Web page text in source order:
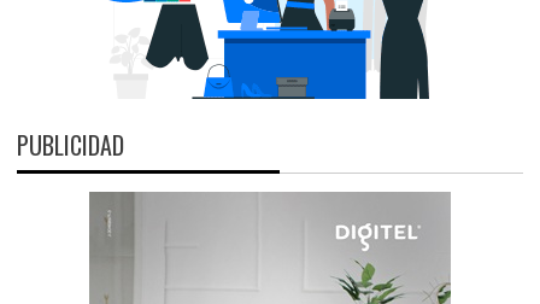
PUBLICIDAD